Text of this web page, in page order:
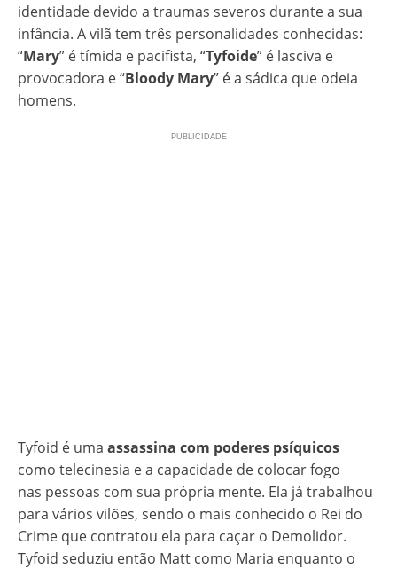
identidade devido a traumas severos durante a sua
infância. A vilã tem três personalidades conhecidas:
“Mary” é tímida e pacifista, “Tyfoide” é lasciva e
provocadora e “Bloody Mary” é a sádica que odeia
homens.
Tyfoid é uma assassina com poderes psíquicos
como telecinesia e a capacidade de colocar fogo
nas pessoas com sua própria mente. Ela já trabalhou
para vários vilões, sendo o mais conhecido o Rei do
Crime que contratou ela para caçar o Demolidor.
Tyfoid seduziu então Matt como Maria enquanto o